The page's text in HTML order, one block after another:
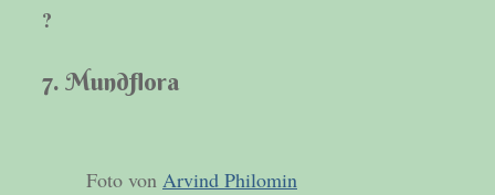
?
7. Mundflora
Foto von Arvind Philomin